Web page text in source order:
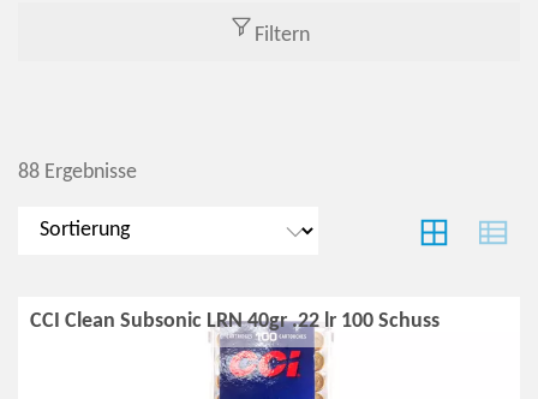
Filtern
88 Ergebnisse
CCI Clean Subsonic LRN 40gr .22 lr 100 Schuss